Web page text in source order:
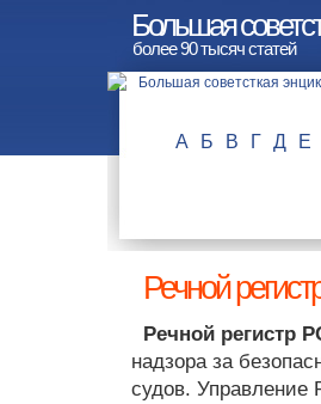
Большая
более 90 тысяч статей
А Б В Г Д Е
Речной
Речной регистр
надзора за
судов.